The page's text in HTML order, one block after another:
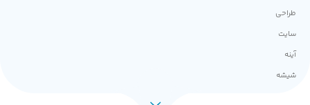
طراحی
سایت
آینه
شیشه